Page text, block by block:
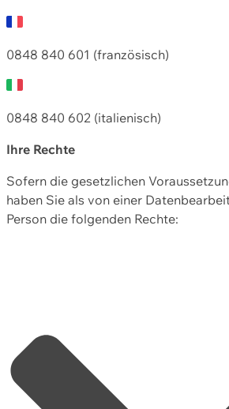
0848 840 601 (französisch)
0848 840 602 (italienisch)
Ihre Rechte
Sofern die gesetzlichen
haben Sie als von einer
Person die folgenden Rechte: